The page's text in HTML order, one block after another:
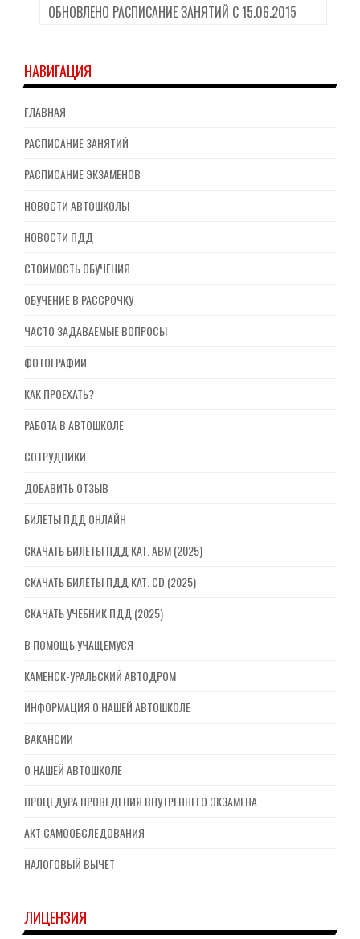
ОБНОВЛЕНО РАСПИСАНИЕ ЗАНЯТИЙ С 15.06.2015
НАВИГАЦИЯ
ГЛАВНАЯ
РАСПИСАНИЕ ЗАНЯТИЙ
РАСПИСАНИЕ ЭКЗАМЕНОВ
НОВОСТИ АВТОШКОЛЫ
НОВОСТИ ПДД
СТОИМОСТЬ ОБУЧЕНИЯ
ОБУЧЕНИЕ В РАССРОЧКУ
ЧАСТО ЗАДАВАЕМЫЕ ВОПРОСЫ
ФОТОГРАФИИ
КАК ПРОЕХАТЬ?
РАБОТА В АВТОШКОЛЕ
СОТРУДНИКИ
ДОБАВИТЬ ОТЗЫВ
БИЛЕТЫ ПДД ОНЛАЙН
СКАЧАТЬ БИЛЕТЫ ПДД КАТ. ABM (2025)
СКАЧАТЬ БИЛЕТЫ ПДД КАТ. CD (2025)
СКАЧАТЬ УЧЕБНИК ПДД (2025)
В ПОМОЩЬ УЧАЩЕМУСЯ
КАМЕНСК-УРАЛЬСКИЙ АВТОДРОМ
ИНФОРМАЦИЯ О НАШЕЙ АВТОШКОЛЕ
ВАКАНСИИ
О НАШЕЙ АВТОШКОЛЕ
ПРОЦЕДУРА ПРОВЕДЕНИЯ ВНУТРЕННЕГО ЭКЗАМЕНА
АКТ САМООБСЛЕДОВАНИЯ
НАЛОГОВЫЙ ВЫЧЕТ
ЛИЦЕНЗИЯ